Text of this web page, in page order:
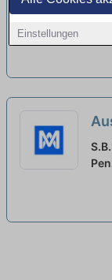
Einstellungen